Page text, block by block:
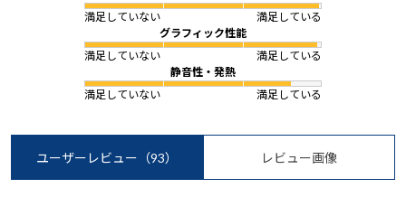
満足していない
満足している
グラフィック性能
満足していない
満足している
静音性・発熱
満足していない
満足している
ユーザーレビュー （93） レビュー画像